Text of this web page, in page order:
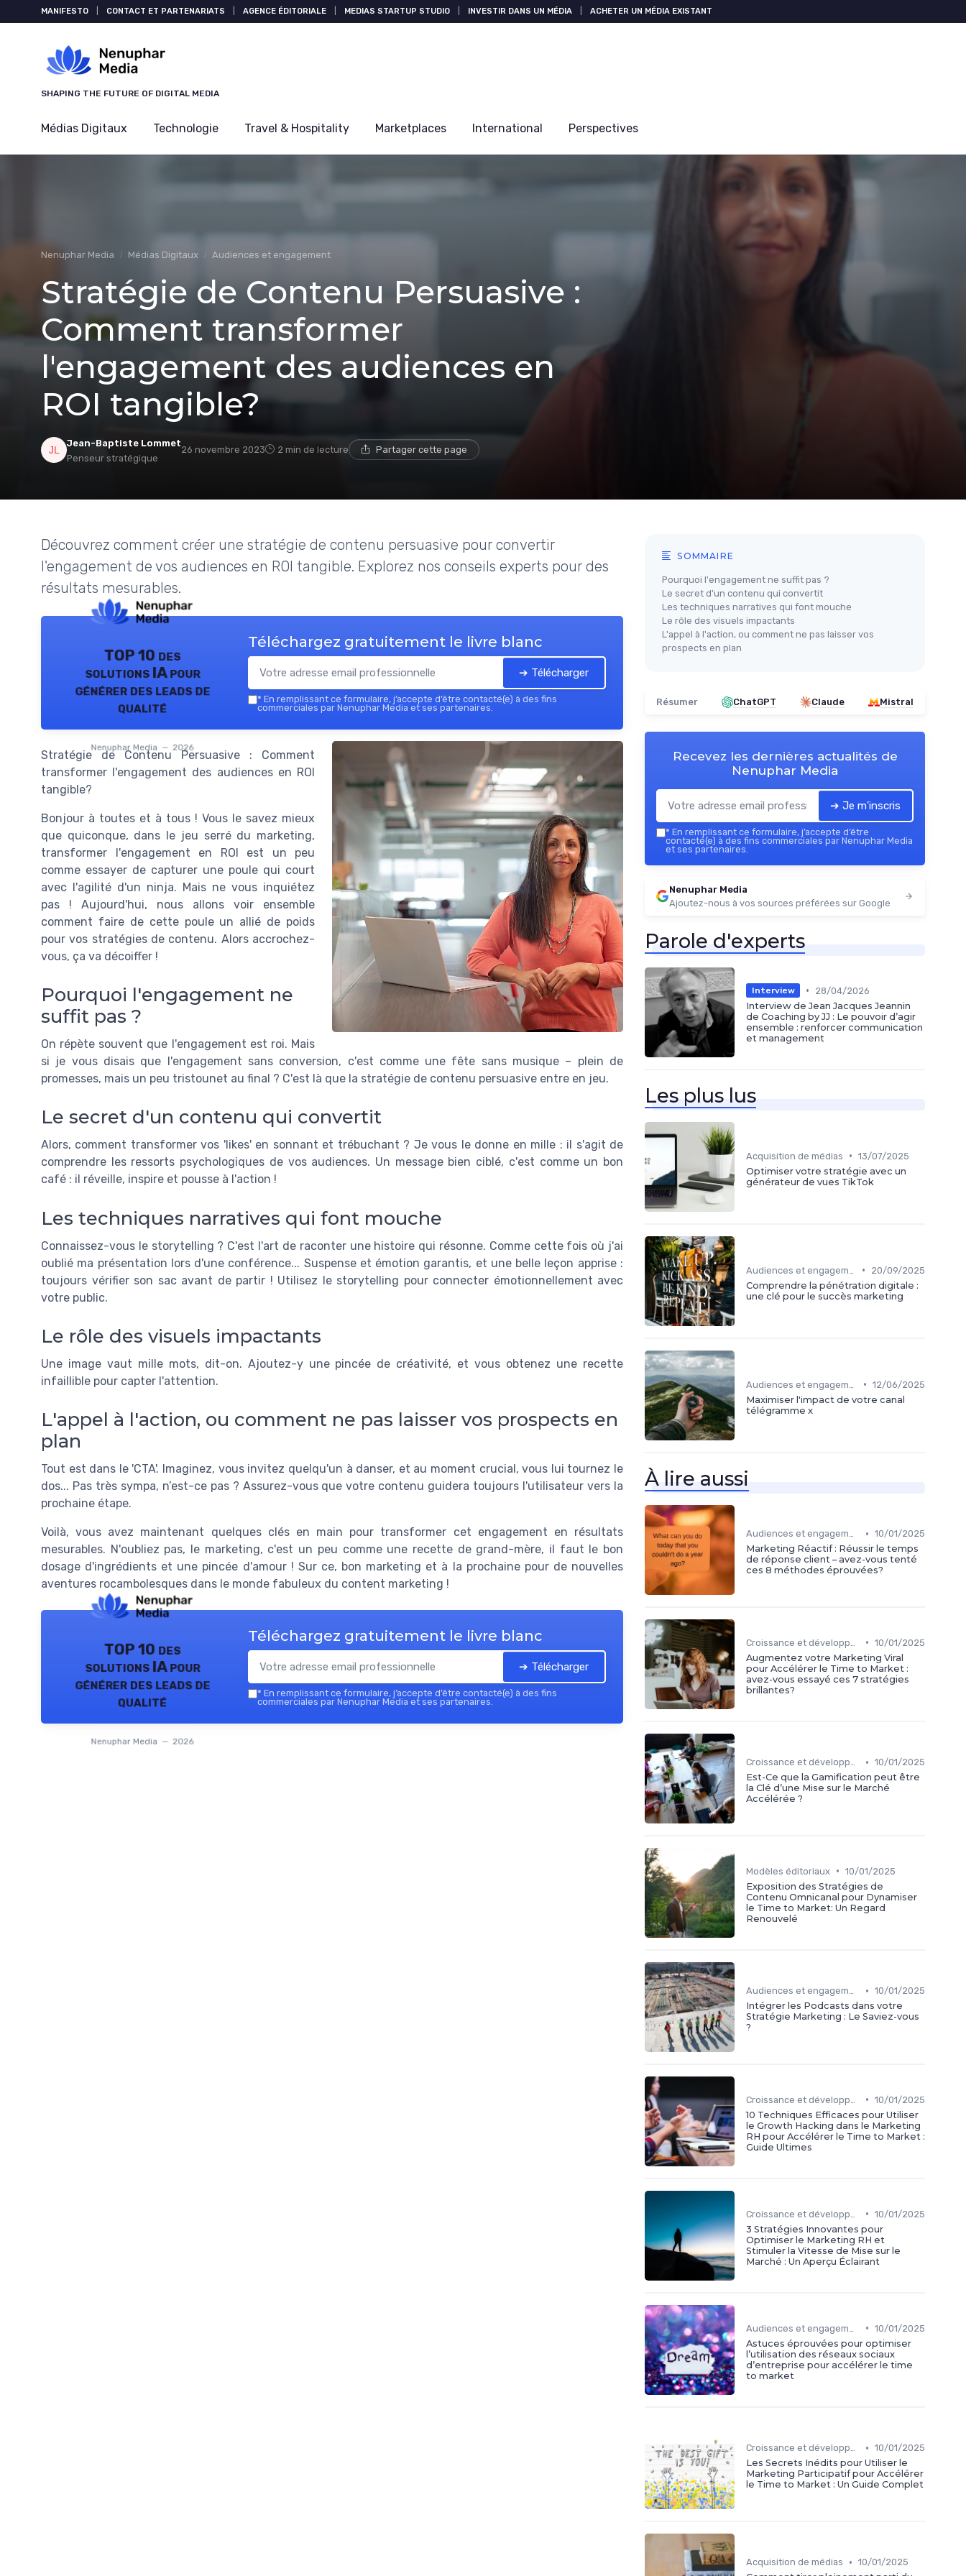
MANIFESTO CONTACT ET PARTENARIATS AGENCE ÉDITORIALE MEDIAS STARTUP STUDIO INVESTIR DANS UN MÉDIA ACHETER UN MÉDIA EXISTANT
SHAPING THE FUTURE OF DIGITAL MEDIA
Médias Digitaux Technologie Travel & Hospitality Marketplaces International Perspectives
Nenuphar Media Médias Digitaux Audiences et engagement
Stratégie de Contenu Persuasive :
Comment transformer
l'engagement des audiences en
ROI tangible?
Jean-Baptiste Lommet
Penseur stratégique
26 novembre 2023 2 min de lecture Partager cette page
Découvrez comment créer une stratégie de contenu persuasive pour convertir
l'engagement de vos audiences en ROI tangible. Explorez nos conseils experts pour des
résultats mesurables.
TOP 10 des
solutions IA pour
générer des leads de
qualité
Nenuphar Media — 2026
Téléchargez gratuitement le livre blanc
➔ Télécharger
* En remplissant ce formulaire, j’accepte d’être contacté(e) à des fins
commerciales par Nenuphar Media et ses partenaires.
Stratégie de Contenu Persuasive : Comment
transformer l'engagement des audiences en ROI
tangible?
Bonjour à toutes et à tous ! Vous le savez mieux
que quiconque, dans le jeu serré du marketing,
transformer l'engagement en ROI est un peu
comme essayer de capturer une poule qui court
avec l'agilité d'un ninja. Mais ne vous inquiétez
pas ! Aujourd'hui, nous allons voir ensemble
comment faire de cette poule un allié de poids
pour vos stratégies de contenu. Alors accrochez-
vous, ça va décoiffer !
Pourquoi l'engagement ne
suffit pas ?
On répète souvent que l'engagement est roi. Mais
si je vous disais que l'engagement sans conversion, c'est comme une fête sans musique – plein de
promesses, mais un peu tristounet au final ? C'est là que la stratégie de contenu persuasive entre en jeu.
Le secret d'un contenu qui convertit
Alors, comment transformer vos 'likes' en sonnant et trébuchant ? Je vous le donne en mille : il s'agit de
comprendre les ressorts psychologiques de vos audiences. Un message bien ciblé, c'est comme un bon
café : il réveille, inspire et pousse à l'action !
Les techniques narratives qui font mouche
Connaissez-vous le storytelling ? C'est l'art de raconter une histoire qui résonne. Comme cette fois où j'ai
oublié ma présentation lors d'une conférence... Suspense et émotion garantis, et une belle leçon apprise :
toujours vérifier son sac avant de partir ! Utilisez le storytelling pour connecter émotionnellement avec
votre public.
Le rôle des visuels impactants
Une image vaut mille mots, dit-on. Ajoutez-y une pincée de créativité, et vous obtenez une recette
infaillible pour capter l'attention.
L'appel à l'action, ou comment ne pas laisser vos prospects en
plan
Tout est dans le 'CTA'. Imaginez, vous invitez quelqu'un à danser, et au moment crucial, vous lui tournez le
dos... Pas très sympa, n’est-ce pas ? Assurez-vous que votre contenu guidera toujours l'utilisateur vers la
prochaine étape.
Voilà, vous avez maintenant quelques clés en main pour transformer cet engagement en résultats
mesurables. N'oubliez pas, le marketing, c'est un peu comme une recette de grand-mère, il faut le bon
dosage d'ingrédients et une pincée d'amour ! Sur ce, bon marketing et à la prochaine pour de nouvelles
aventures rocambolesques dans le monde fabuleux du content marketing !
TOP 10 des
solutions IA pour
générer des leads de
qualité
Nenuphar Media — 2026
Téléchargez gratuitement le livre blanc
➔ Télécharger
* En remplissant ce formulaire, j’accepte d’être contacté(e) à des fins
commerciales par Nenuphar Media et ses partenaires.
SOMMAIRE
Pourquoi l'engagement ne suffit pas ?
Le secret d'un contenu qui convertit
Les techniques narratives qui font mouche
Le rôle des visuels impactants
L'appel à l'action, ou comment ne pas laisser vos
prospects en plan
Résumer ChatGPT Claude Mistral
Recevez les dernières actualités de
Nenuphar Media
➔ Je m'inscris
* En remplissant ce formulaire, j’accepte d’être
contacté(e) à des fins commerciales par Nenuphar Media
et ses partenaires.
Nenuphar Media
Ajoutez-nous à vos sources préférées sur Google
Parole d'experts
Interview •
28/04/2026
Interview de Jean Jacques Jeannin
de Coaching by JJ : Le pouvoir d’agir
ensemble : renforcer communication
et management
Les plus lus
Acquisition de médias • 13/07/2025
Optimiser votre stratégie avec un
générateur de vues TikTok
•
20/09/2025
Comprendre la pénétration digitale :
une clé pour le succès marketing
• 12/06/2025
Maximiser l'impact de votre canal
télégramme x
À lire aussi
Audiences et engagement • 10/01/2025
Marketing Réactif : Réussir le temps
de réponse client – avez-vous tenté
ces 8 méthodes éprouvées?
• 10/01/2025
Augmentez votre Marketing Viral
pour Accélérer le Time to Market :
avez-vous essayé ces 7 stratégies
brillantes?
Croissance et développement • 10/01/2025
Est-Ce que la Gamification peut être
la Clé d’une Mise sur le Marché
Accélérée ?
Modèles éditoriaux • 10/01/2025
Exposition des Stratégies de
Contenu Omnicanal pour Dynamiser
le Time to Market: Un Regard
Renouvelé
Audiences et engagement • 10/01/2025
Intégrer les Podcasts dans votre
Stratégie Marketing : Le Saviez-vous
?
• 10/01/2025
10 Techniques Efficaces pour Utiliser
le Growth Hacking dans le Marketing
RH pour Accélérer le Time to Market :
Guide Ultimes
• 10/01/2025
3 Stratégies Innovantes pour
Optimiser le Marketing RH et
Stimuler la Vitesse de Mise sur le
Marché : Un Aperçu Éclairant
• 10/01/2025
Astuces éprouvées pour optimiser
l’utilisation des réseaux sociaux
d’entreprise pour accélérer le time
to market
Croissance et développement • 10/01/2025
Les Secrets Inédits pour Utiliser le
Marketing Participatif pour Accélérer
le Time to Market : Un Guide Complet
Acquisition de médias • 10/01/2025
Panneau de gestion des cookies